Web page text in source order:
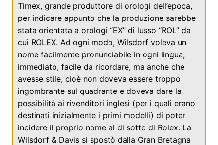
Timex, grande produttore di orologi dell’epoca,
per indicare appunto che la produzione sarebbe
stata orientata a orologi “EX” di lusso “ROL” da
cui ROLEX. Ad ogni modo, Wilsdorf voleva un
nome facilmente pronunciabile in ogni lingua,
immediato, facile da ricordare, ma anche che
avesse stile, cioè non doveva essere troppo
ingombrante sul quadrante e doveva dare la
possibilità ai rivenditori inglesi (per i quali erano
destinati inizialmente i primi modelli) di poter
incidere il proprio nome al di sotto di Rolex. La
Wilsdorf & Davis si spostò dalla Gran Bretagna